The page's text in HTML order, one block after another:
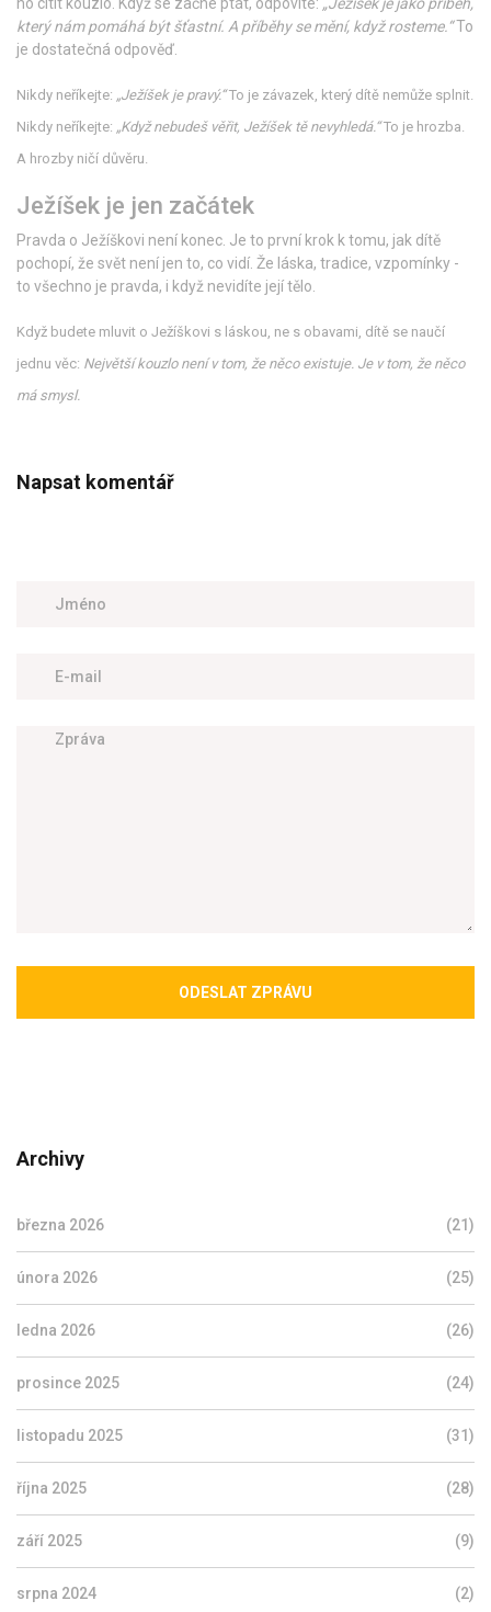
ho cítit kouzlo. Když se začne ptát, odpovíte: „Ježíšek je jako příběh,
který nám pomáhá být šťastní. A příběhy se mění, když rosteme.“To
je dostatečná odpověď.
Nikdy neříkejte: „Ježíšek je pravý.“To je závazek, který dítě nemůže splnit.
Nikdy neříkejte: „Když nebudeš věřit, Ježíšek tě nevyhledá.“To je hrozba.
A hrozby ničí důvěru.
Ježíšek je jen začátek
Pravda o Ježíškovi není konec. Je to první krok k tomu, jak dítě
pochopí, že svět není jen to, co vidí. Že láska, tradice, vzpomínky -
to všechno je pravda, i když nevidíte její tělo.
Když budete mluvit o Ježíškovi s láskou, ne s obavami, dítě se naučí
jednu věc: Největší kouzlo není v tom, že něco existuje. Je v tom, že něco
má smysl.
Napsat komentář
ODESLAT ZPRÁVU
Archivy
března 2026 (21)
února 2026 (25)
ledna 2026 (26)
prosince 2025 (24)
listopadu 2025 (31)
října 2025 (28)
září 2025 (9)
srpna 2024 (2)